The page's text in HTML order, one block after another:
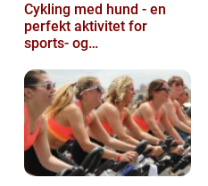
Cykling med hund - en
perfekt aktivitet for
sports- og